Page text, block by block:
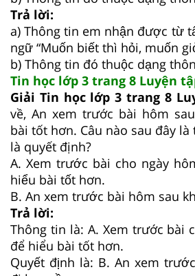
Trả lời:
a) Thông tin em nhận được từ
ngữ “Muốn biết thì hỏi, muốn
b) Thông tin đó thuộc dạng
Tin học lớp 3 trang 8 Luyện
Giải Tin học lớp 3 trang 8
về, An xem trước bài hôm
bài tốt hơn. Câu nào sau đây
là quyết định?
A. Xem trước bài cho ngày
hiểu bài tốt hơn.
B. An xem trước bài hôm sau
Trả lời:
Thông tin là: A. Xem trước bài
để hiểu bài tốt hơn.
Quyết định là: B. An xem